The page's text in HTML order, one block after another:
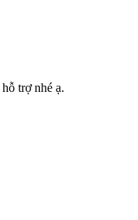
hỗ trợ nhé ạ.